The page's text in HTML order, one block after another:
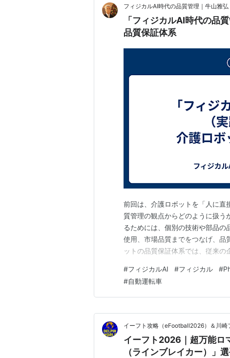
フィジカルAI時代の品質管理｜牛山雅弘
「フィジカルAI時代の品
品質保証体系
前回は、介護ロボットを「人に直
質管理の観点からどのように扱う
るためには、個別の技術や部品の
使用、市場品質までをつなげ、品
ットの品質保証体系では、従来の
流れとして管理する必要がありま
質保証体系は、企画、設計、製造
#フィジカルAI #フィジカル #
#自動運転車
イーフト攻略（eFootball2026）＆川崎
イーフト2026｜超万能ロ
（ラインブレイカー）」